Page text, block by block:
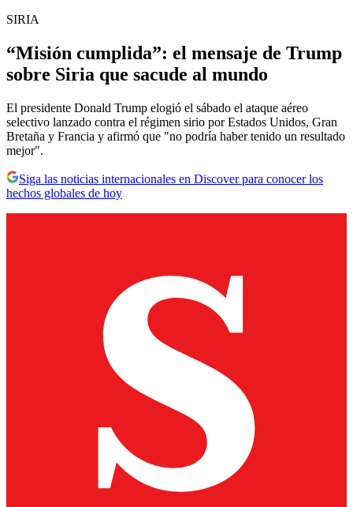
SIRIA
“Misión cumplida”: el mensaje de Trump
sobre Siria que sacude al mundo
El presidente Donald Trump elogió el sábado el ataque aéreo
selectivo lanzado contra el régimen sirio por Estados Unidos, Gran
Bretaña y Francia y afirmó que "no podría haber tenido un resultado
mejor".
Siga las noticias internacionales en Discover para conocer los
hechos globales de hoy